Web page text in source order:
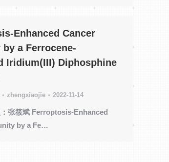
Enhanced Cancer
a Ferrocene-
Iridium(III) Diphosphine
zhengxiaojie 2022-11-14
张筱斌 Ferroptosis-Enhanced
by a Fe…